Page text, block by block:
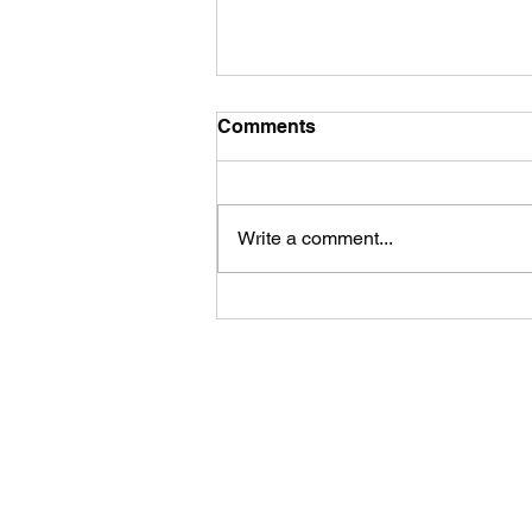
Comments
Write a comment...